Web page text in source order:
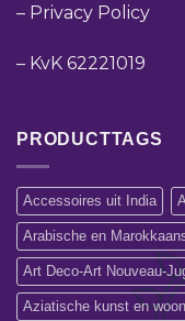
– Privacy Policy
– KvK 62221019
PRODUCTTAGS
Accessoires uit India
Arabische en
Art Deco-Art Nouveau-
Aziatische kunst en